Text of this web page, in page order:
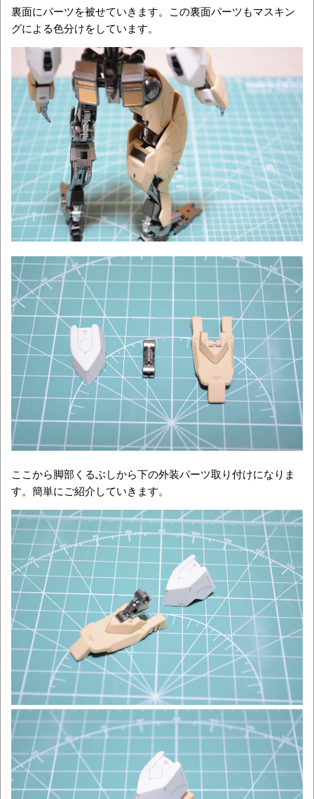
裏面にパーツを被せていきます。この裏面パーツもマスキン
グによる色分けをしています。
ここから脚部くるぶしから下の外装パーツ取り付けになりま
す。簡単にご紹介していきます。